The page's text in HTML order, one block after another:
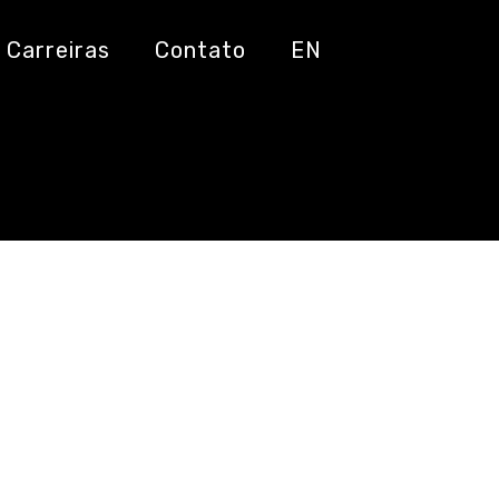
Carreiras Contato EN
em IA e